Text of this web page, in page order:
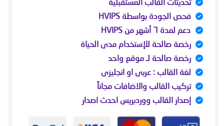
بناءً على
تقييم عميل
واحد
فحص الجودة بواسطة HVIPS
دعم لمدة ٦ أشهر من HVIPS
رخصة صالحة للإستخدام مدى الحياة
رخصة صالحة لـ موقع واحد
لغة القالب : عربى او انجليزى
تركيب القالب والاضافات مجاناً
إصدار القالب ووردبريس احدث اصدار